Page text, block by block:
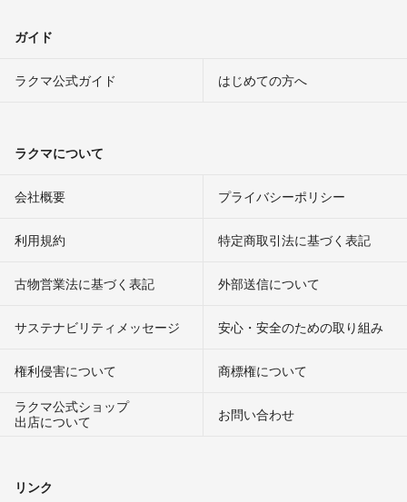
ガイド
ラクマ公式ガイド はじめての方へ
ラクマについて
会社概要 プライバシーポリシー
利用規約 特定商取引法に基づく表記
古物営業法に基づく表記 外部送信について
サステナビリティメッセージ 安心・安全のための取り組み
権利侵害について
商標権について
ラクマ公式ショップ
出店について
お問い合わせ
リンク